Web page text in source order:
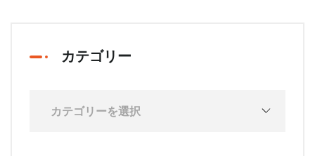
カテゴリー